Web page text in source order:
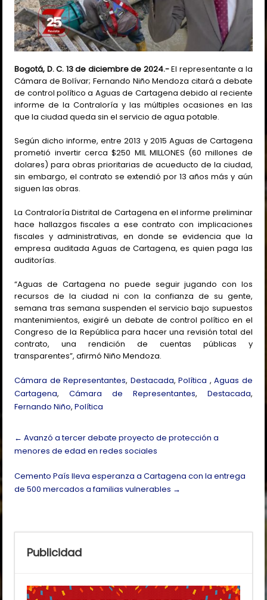
Bogotá, D. C. 13 de diciembre de 2024.-El representante a la
Cámara de Bolívar; Fernando Niño Mendoza citará a debate
de control político a Aguas de Cartagena debido al reciente
informe de la Contraloría y las múltiples ocasiones en las
que la ciudad queda sin el servicio de agua potable.
Según dicho informe, entre 2013 y 2015 Aguas de Cartagena
prometió invertir cerca $250 MIL MILLONES (60 millones de
dolares) para obras prioritarias de acueducto de la ciudad,
sin embargo, el contrato se extendió por 13 años más y aún
siguen las obras.
La Contraloría Distrital de Cartagena en el informe preliminar
hace hallazgos fiscales a ese contrato con implicaciones
fiscales y administrativas, en donde se evidencia que la
empresa auditada Aguas de Cartagena, es quien paga las
auditorías.
“Aguas de Cartagena no puede seguir jugando con los
recursos de la ciudad ni con la confianza de su gente,
semana tras semana suspenden el servicio bajo supuestos
mantenimientos, exigiré un debate de control político en el
Congreso de la República para hacer una revisión total del
contrato, una rendición de cuentas públicas y
transparentes”, afirmó Niño Mendoza.
Cámara de Representantes, Destacada,Política ,Aguas de
Cartagena,Cámara de Representantes, Destacada,
Fernando Niño,Política
Post
navigation
← Avanzó a tercer debate proyecto de protección a
menores de edad en redes sociales
Cemento País lleva esperanza a Cartagena con la entrega
de 500 mercados a familias vulnerables →
Publicidad